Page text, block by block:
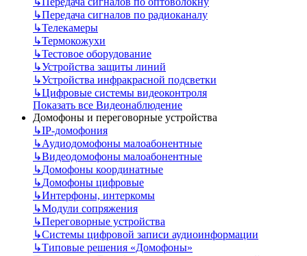
↳Передача сигналов по радиоканалу
↳Телекамеры
↳Термокожухи
↳Тестовое оборудование
↳Устройства защиты линий
↳Устройства инфракрасной подсветки
↳Цифровые системы видеоконтроля
Показать все Видеонаблюдение
Домофоны и переговорные устройства
↳IP-домофония
↳Аудиодомофоны малоабонентные
↳Видеодомофоны малоабонентные
↳Домофоны координатные
↳Домофоны цифровые
↳Интерфоны, интеркомы
↳Модули сопряжения
↳Переговорные устройства
↳Системы цифровой записи аудиоинформации
↳Типовые решения «Домофоны»